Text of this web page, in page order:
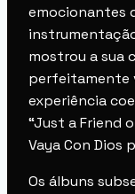
emocionantes
mostrou a sua
perfeitamente
experiência
“Just a Friend
Vaya Con
Os álbuns